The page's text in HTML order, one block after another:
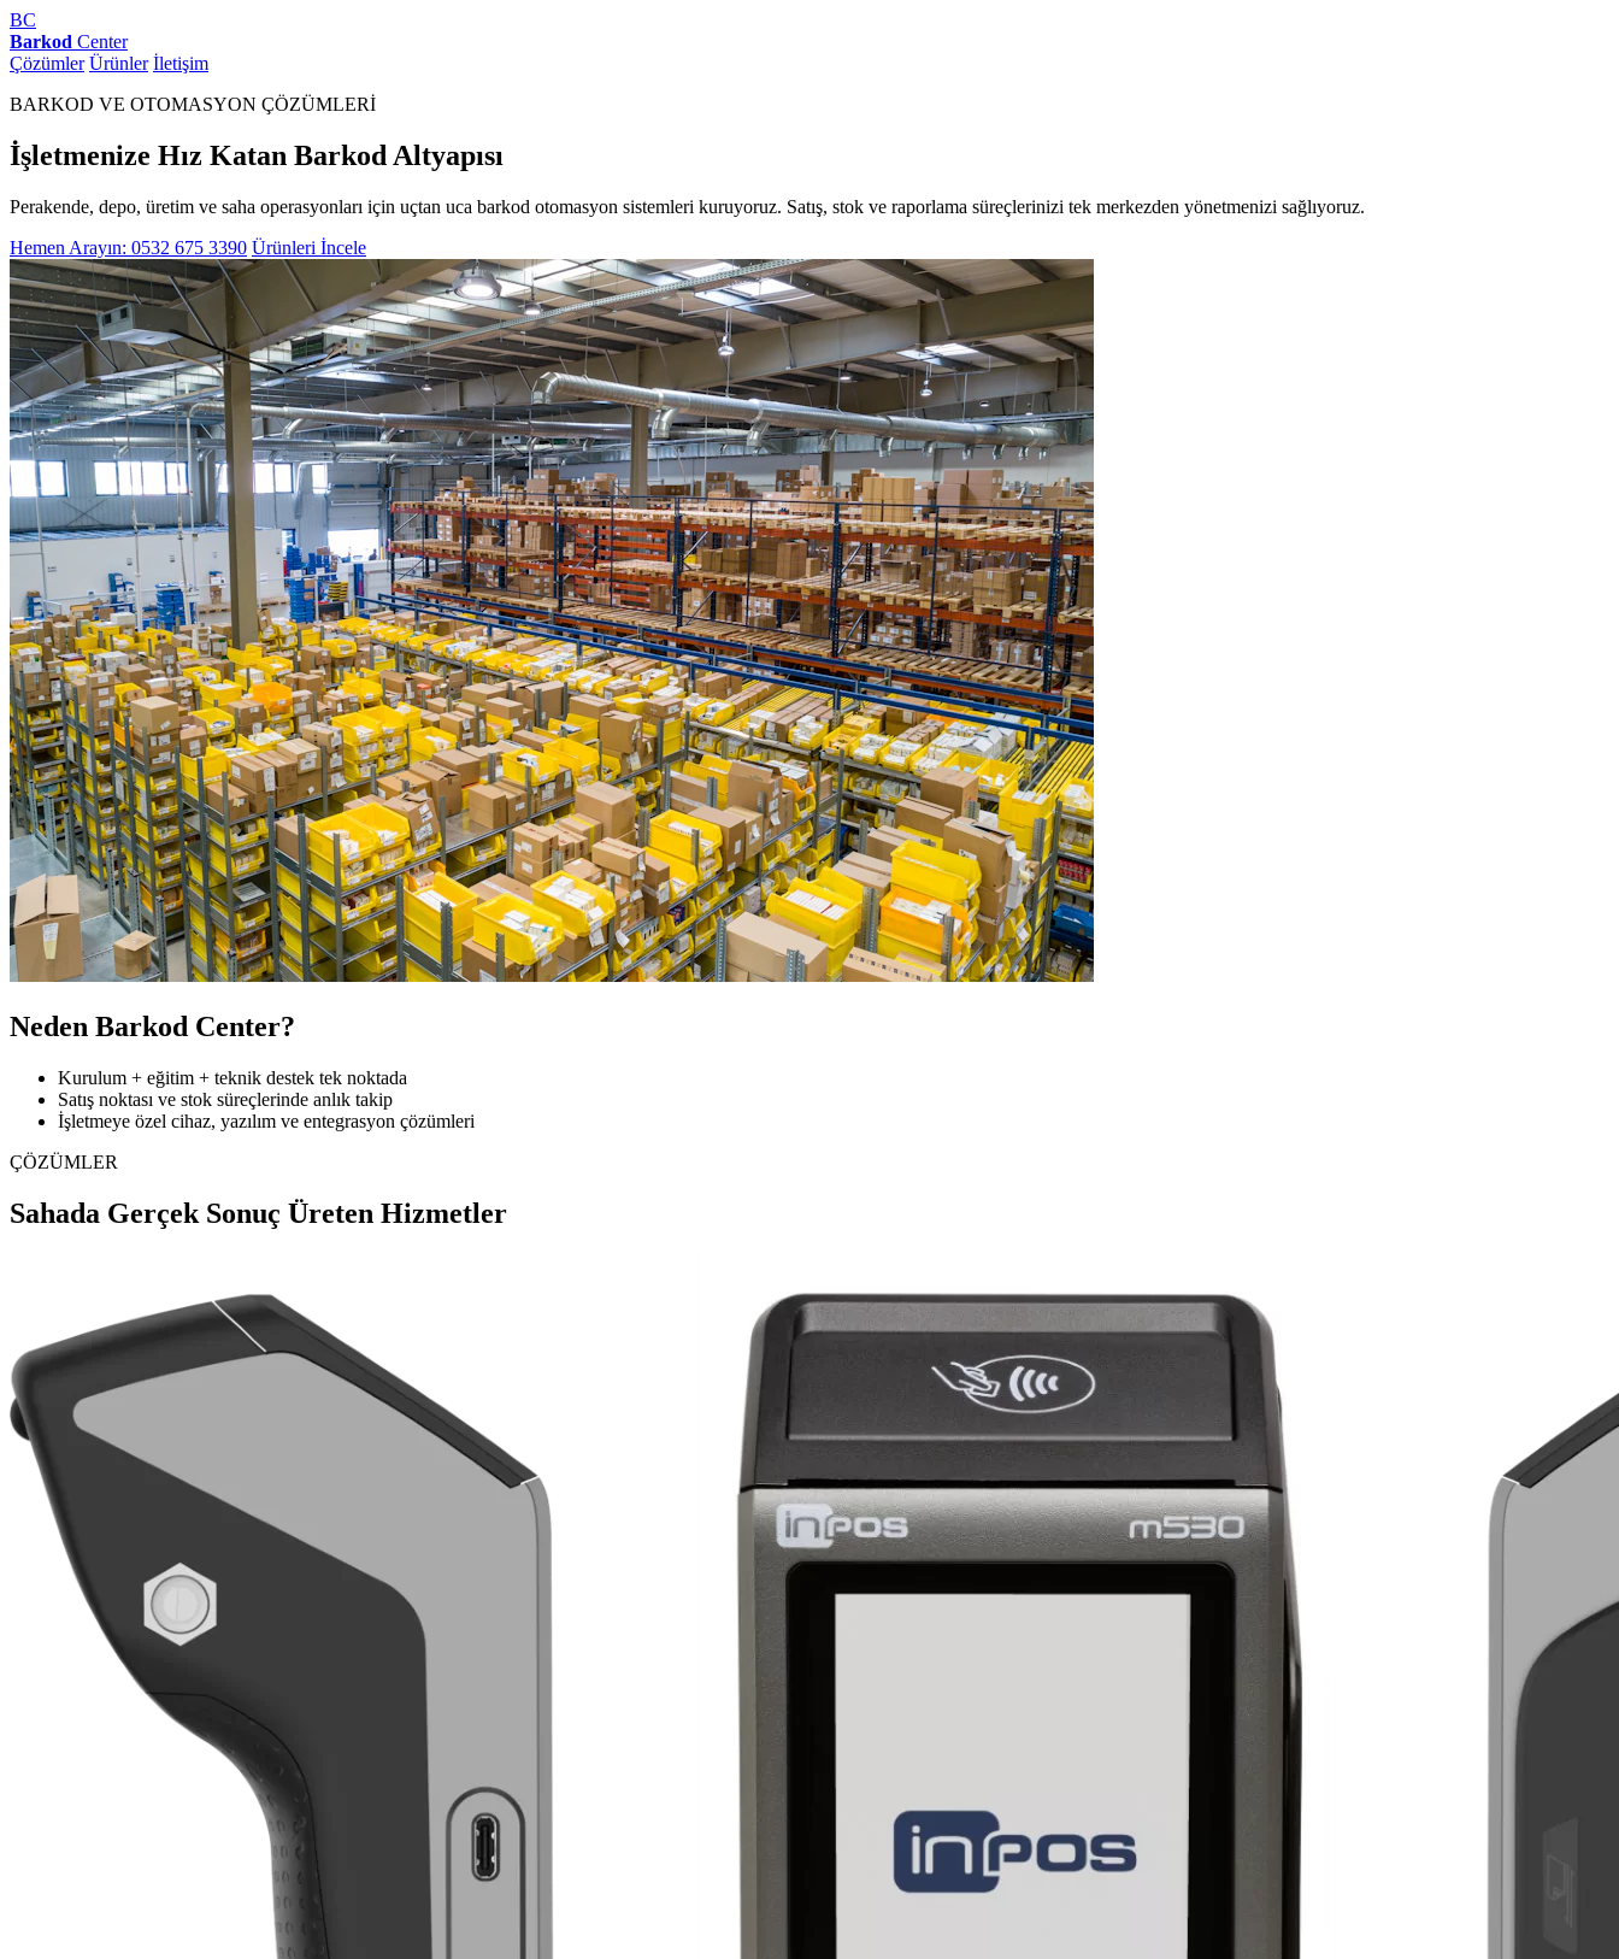
BC
Barkod Center
Çözümler Ürünler İletişim
BARKOD VE OTOMASYON ÇÖZÜMLERİ
İşletmenize Hız Katan Barkod Altyapısı
Perakende, depo, üretim ve saha operasyonları için uçtan uca barkod otomasyon sistemleri kuruyoruz. Satış, stok ve raporlama süreçlerinizi tek merkezden yönetmenizi sağlıyoruz.
Hemen Arayın: 0532 675 3390 Ürünleri İncele
Neden Barkod Center?
Kurulum + eğitim + teknik destek tek noktada
Satış noktası ve stok süreçlerinde anlık takip
İşletmeye özel cihaz, yazılım ve entegrasyon çözümleri
ÇÖZÜMLER
Sahada Gerçek Sonuç Üreten Hizmetler